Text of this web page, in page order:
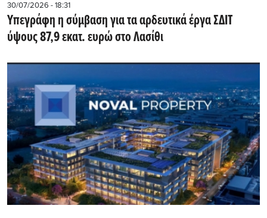
30/07/2026 - 18:31
Υπεγράφη η σύμβαση για τα αρδευτικά έργα ΣΔΙΤ
ύψους 87,9 εκατ. ευρώ στο Λασίθι